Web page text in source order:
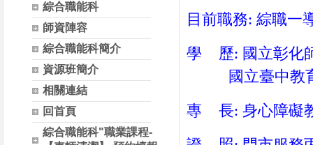
綜合職能科
師資陣容
綜合職能科簡介
資源班簡介
相關連結
回首頁
綜合職能科"職業課程-
目前職務: 綜職一
學 歷: 國立彰化
國立臺中教育
專 長: 身心障礙